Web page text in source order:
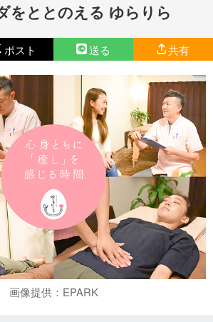
をととのえる ゆらりら
ポスト 送る 共有
画像提供：EPARK